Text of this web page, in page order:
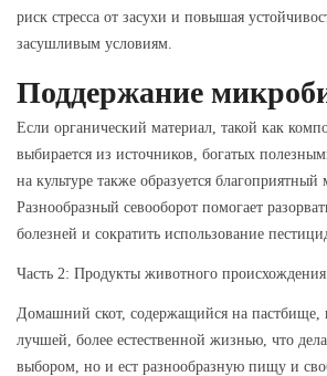
риск стресса от засухи и повышая
засушливым условиям.
Поддержание
Если органический материал, такой как
выбирается из источников, богатых
на культуре также образуется благоприятный
Разнообразный севооборот помогает
болезней и сократить использование
Часть 2: Продукты животного происхождения
Домашний скот, содержащийся на пастбище,
лучшей, более естественной жизнью, что
выбором, но и ест разнообразную пищу и